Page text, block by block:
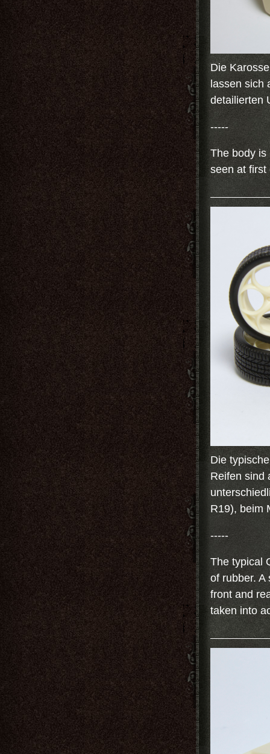
Die
lassen sich
detailierten
-----
The body is
seen at first
Die
Reifen sind
R19), beim
-----
The typical
of rubber. A
front and
taken into